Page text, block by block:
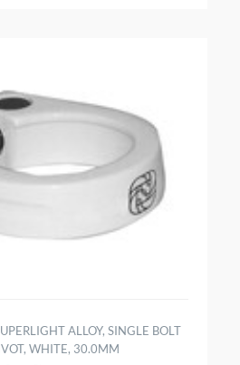
ALLOY, SINGLE BOLT
WHITE, 30.0MM